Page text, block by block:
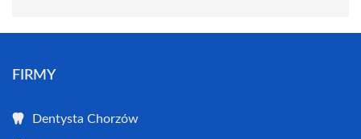
FIRMY
Dentysta Chorzów